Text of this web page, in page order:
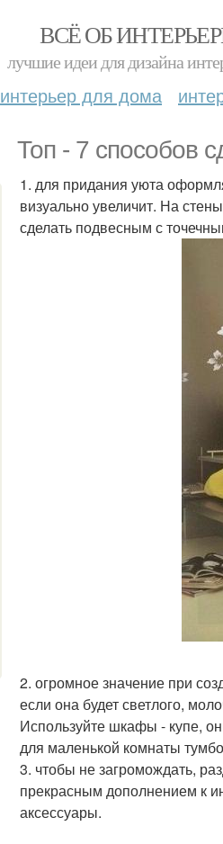
ВСЁ ОБ
лучшие идеи для дизайна
интерьер для дома
Топ - 7 способов
1. для придания уюта
визуально увеличит. На
сделать подвесным с
2. огромное значение при
если она будет светлого,
Используйте шкафы - купе,
для маленькой комнаты
3. чтобы не загромождать,
прекрасным дополнением к
аксессуары.